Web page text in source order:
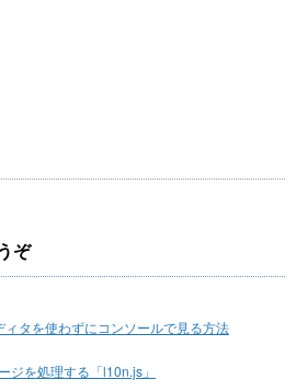
ぞ
タを使わずにコンソールで見る方法
ジを処理する「l10n.js」